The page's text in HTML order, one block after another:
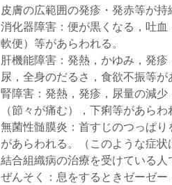
皮膚の広範囲の発疹・発赤等が持
消化器障害：便が黒くなる，吐
軟便）等があらわれる。
肝機能障害：発熱，かゆみ，発
尿，全身のだるさ，食欲不振等が
腎障害：発熱，発疹，尿量の減
（節々が痛む），下痢等があらわ
無菌性髄膜炎：首すじのつっぱ
があらわれる。（このような症
結合組織病の治療を受けている人
ぜんそく：息をするときゼーゼ